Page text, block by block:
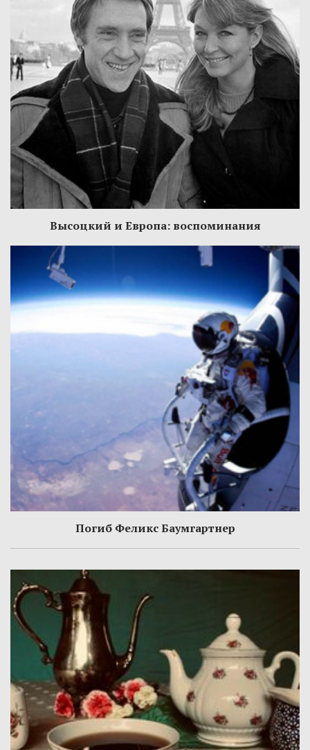
Высоцкий и Европа: воспоминания
Погиб Феликс Баумгартнер